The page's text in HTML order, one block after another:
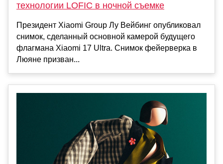
технологии LOFIC в ночной съемке
Президент Xiaomi Group Лу Вейбинг опубликовал
снимок, сделанный основной камерой будущего
флагмана Xiaomi 17 Ultra. Снимок фейерверка в
Люяне призван...